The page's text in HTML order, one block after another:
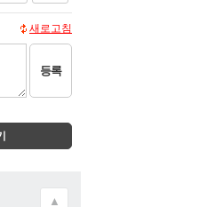
새로고침
등록
▲